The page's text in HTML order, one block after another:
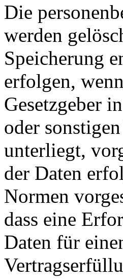
Die
werden
Speicherung
erfolgen,
Gesetzgeber
oder
unterliegt,
der Daten
Normen
dass eine
Daten für